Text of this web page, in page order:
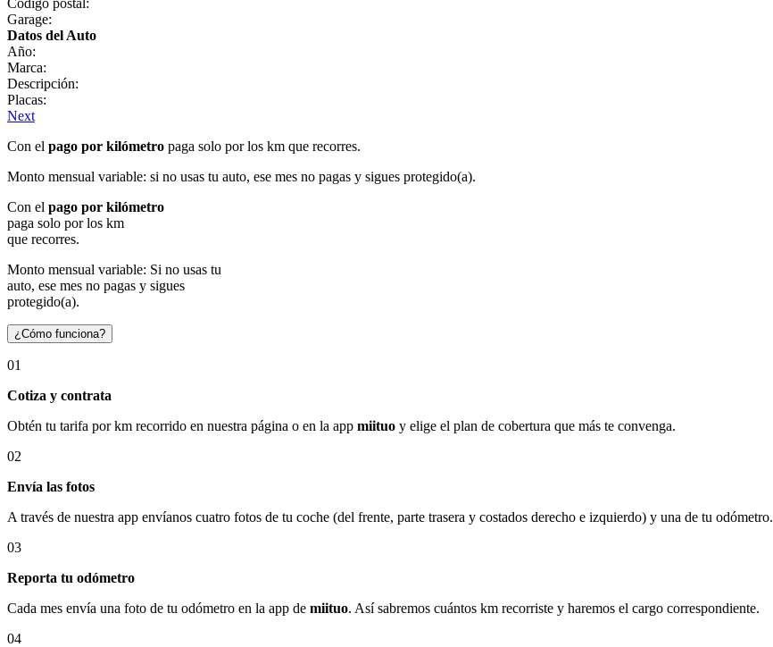
Garage:
Datos del Auto
Año:
Marca:
Descripción:
Placas:
Next
Con el pago por kilómetro paga solo por los km que recorres.
Monto mensual variable: si no usas tu auto, ese mes no pagas y sigues protegido(a).
Con el pago por kilómetro
paga solo por los km
que recorres.
Monto mensual variable: Si no usas tu
auto, ese mes no pagas y sigues
protegido(a).
¿Cómo funciona?
01
Cotiza y contrata
Obtén tu tarifa por km recorrido en nuestra página o en la app miituo y elige el plan de cobertura que más te convenga.
02
Envía las fotos
A través de nuestra app envíanos cuatro fotos de tu coche (del frente, parte trasera y costados derecho e izquierdo) y una de tu odómetro.
03
Reporta tu odómetro
Cada mes envía una foto de tu odómetro en la app de miituo. Así sabremos cuántos km recorriste y haremos el cargo correspondiente.
04